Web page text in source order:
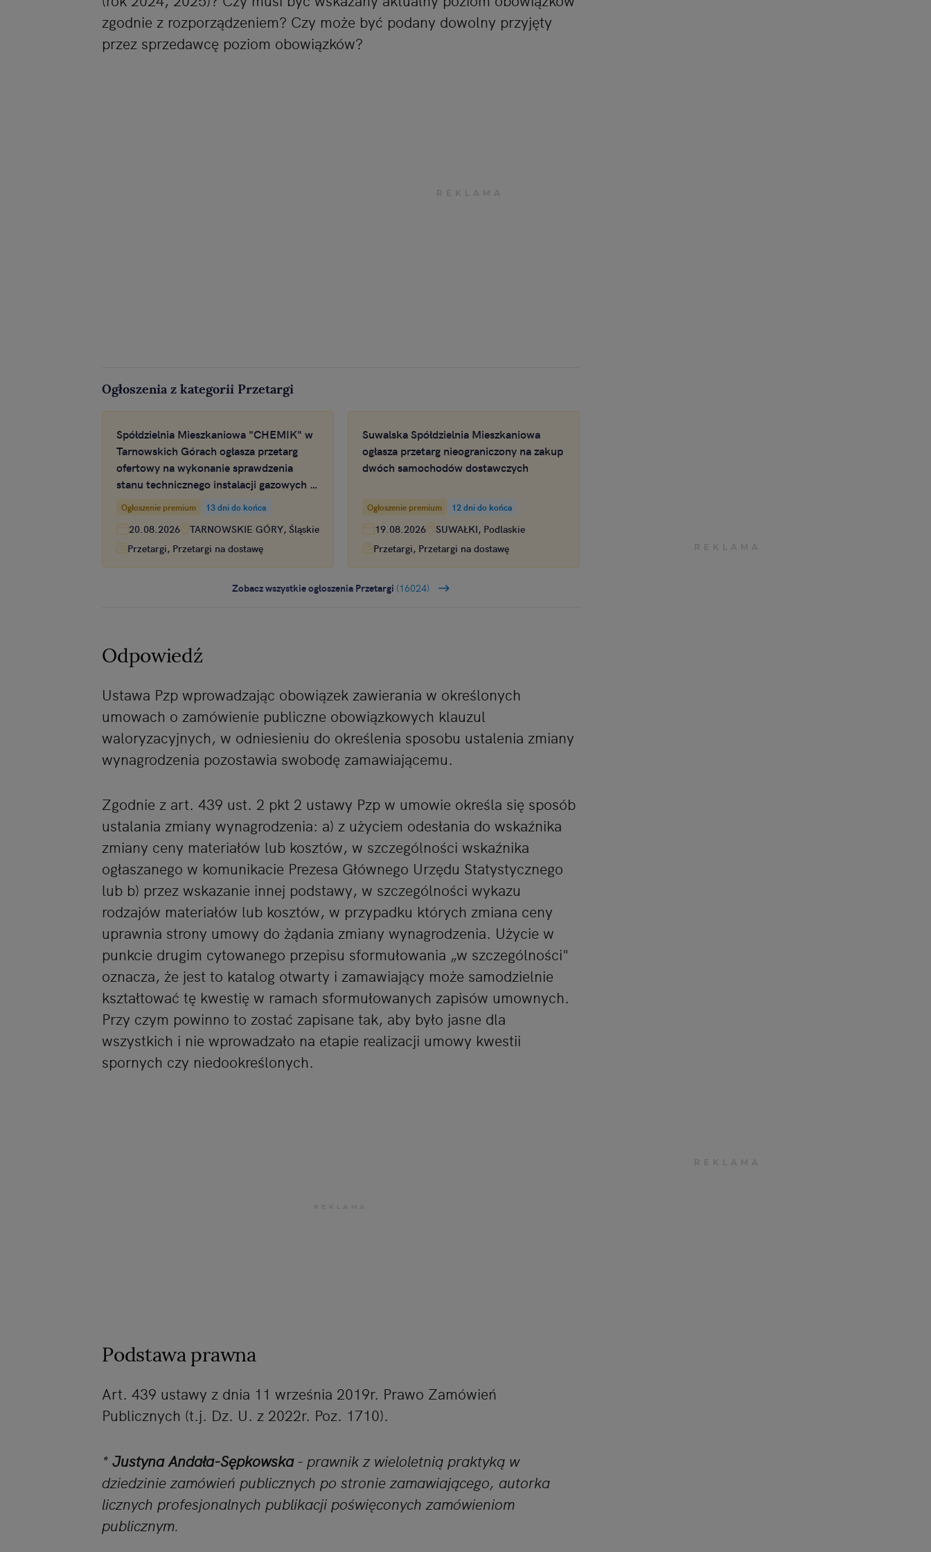
zgodnie z rozporządzeniem? Czy może być podany dowolny przyjęty
przez sprzedawcę poziom obowiązków?
Ogłoszenia z kategorii Przetargi
Spółdzielnia Mieszkaniowa "CHEMIK" w
Tarnowskich Górach ogłasza przetarg
ofertowy na wykonanie sprawdzenia
stanu technicznego instalacji gazowych w
Mieszkaniowej CHEMIK
Ogłoszenie premium 13 dni do końca
20.08.2026
TARNOWSKIE GÓRY, Śląskie
Przetargi, Przetargi na dostawę
Suwalska Spółdzielnia Mieszkaniowa
ogłasza przetarg nieograniczony na zakup
dwóch samochodów dostawczych
Ogłoszenie premium 12 dni do końca
19.08.2026
SUWAŁKI, Podlaskie
Przetargi, Przetargi na dostawę
Zobacz wszystkie ogłoszenia Przetargi (16024)
Odpowiedź
Ustawa Pzp wprowadzając obowiązek zawierania w określonych
umowach o zamówienie publiczne obowiązkowych klauzul
waloryzacyjnych, w odniesieniu do określenia sposobu ustalenia zmiany
wynagrodzenia pozostawia swobodę zamawiającemu.
Zgodnie z art. 439 ust. 2 pkt 2 ustawy Pzp w umowie określa się sposób
ustalania zmiany wynagrodzenia: a) z użyciem odesłania do wskaźnika
zmiany ceny materiałów lub kosztów, w szczególności wskaźnika
ogłaszanego w komunikacie Prezesa Głównego Urzędu Statystycznego
lub b) przez wskazanie innej podstawy, w szczególności wykazu
rodzajów materiałów lub kosztów, w przypadku których zmiana ceny
uprawnia strony umowy do żądania zmiany wynagrodzenia. Użycie w
punkcie drugim cytowanego przepisu sformułowania „w szczególności"
oznacza, że jest to katalog otwarty i zamawiający może samodzielnie
kształtować tę kwestię w ramach sformułowanych zapisów umownych.
Przy czym powinno to zostać zapisane tak, aby było jasne dla
wszystkich i nie wprowadzało na etapie realizacji umowy kwestii
spornych czy niedookreślonych.
Podstawa prawna
Art. 439 ustawy z dnia 11 września 2019r. Prawo Zamówień
Publicznych (t.j. Dz. U. z 2022r. Poz. 1710).
*Justyna Andała-Sępkowska- prawnik z wieloletnią praktyką w
dziedzinie zamówień publicznych po stronie zamawiającego, autorka
licznych profesjonalnych publikacji poświęconych zamówieniom
publicznym.